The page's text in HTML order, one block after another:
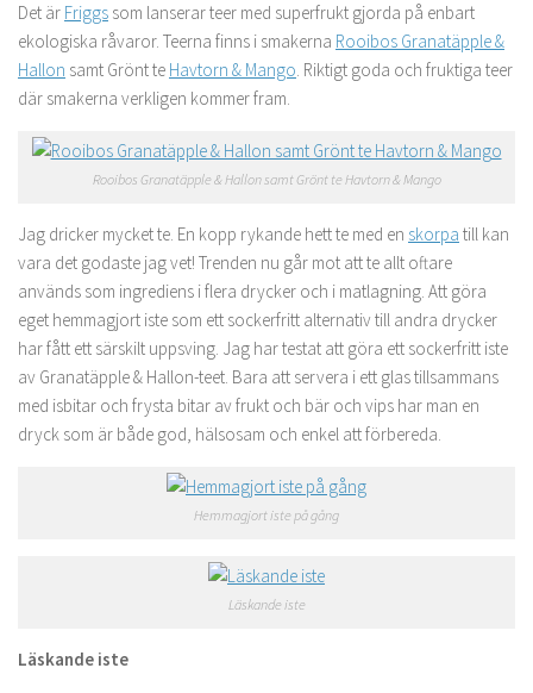
Det är Friggs som lanserar teer med superfrukt gjorda på enbart
ekologiska råvaror. Teerna finns i smakerna Rooibos Granatäpple &
Hallon samt Grönt te Havtorn & Mango. Riktigt goda och fruktiga teer
där smakerna verkligen kommer fram.
Rooibos Granatäpple & Hallon samt Grönt te Havtorn & Mango
Jag dricker mycket te. En kopp rykande hett te med en skorpa till kan
vara det godaste jag vet! Trenden nu går mot att te allt oftare
används som ingrediens i flera drycker och i mat­lagning. Att göra
eget hemmagjort iste som ett sockerfritt alternativ till andra drycker
har fått ett särskilt uppsving. Jag har testat att göra ett sockerfritt iste
av Granatäpple & Hallon-teet. Bara att servera i ett glas tillsammans
med isbitar och frysta bitar av frukt och bär och vips har man en
dryck som är både god, hälsosam och enkel att förbereda.
Hemmagjort iste på gång
Läskande iste
Läskande iste